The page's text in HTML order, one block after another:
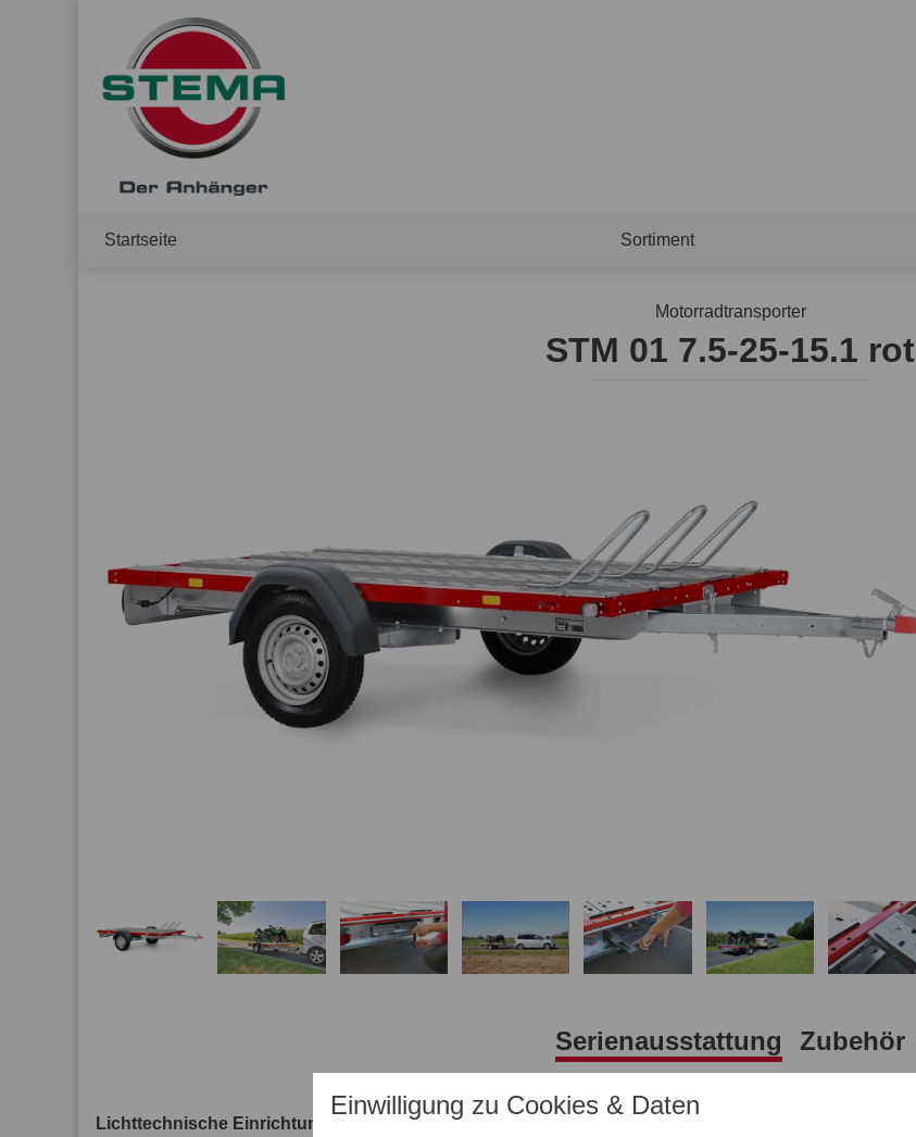
Startseite Sortiment
Motorradtransporter
STM 01 7.5-25-15.1 rot
Serienausstattung Zubehör
Lichttechnische Einrichtungen
Einwilligung zu Cookies & Daten